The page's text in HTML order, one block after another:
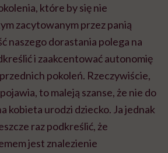
które by się nie
zacytowanym przez panią
naszego dorastania polega na
i zaakcentować autonomię
pokoleń. Rzeczywiście,
to maleją szanse, że nie do
kobieta urodzi dziecko. Ja jednak
raz podkreślić, że
jest znalezienie